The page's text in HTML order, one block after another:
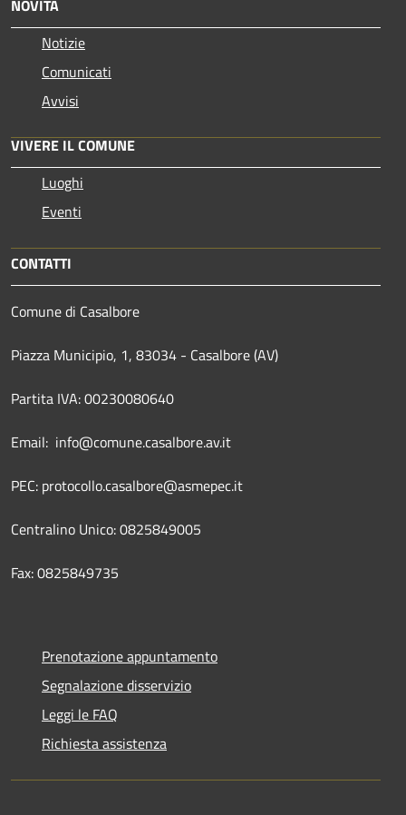
NOVITÀ
Notizie
Comunicati
Avvisi
VIVERE IL COMUNE
Luoghi
Eventi
CONTATTI
Comune di Casalbore
Piazza Municipio, 1, 83034 - Casalbore (AV)
Partita IVA: 00230080640
Email: info@comune.casalbore.av.it
PEC: protocollo.casalbore@asmepec.it
Centralino Unico: 0825849005
Fax: 0825849735
Prenotazione appuntamento
Segnalazione disservizio
Leggi le FAQ
Richiesta assistenza